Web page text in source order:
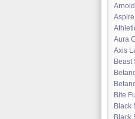
Aspire
Aura
Axis
Beast
Bite
Black